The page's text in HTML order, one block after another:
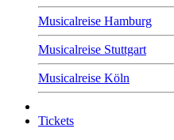
Musicalreise Hamburg
Musicalreise Stuttgart
Musicalreise Köln
Tickets